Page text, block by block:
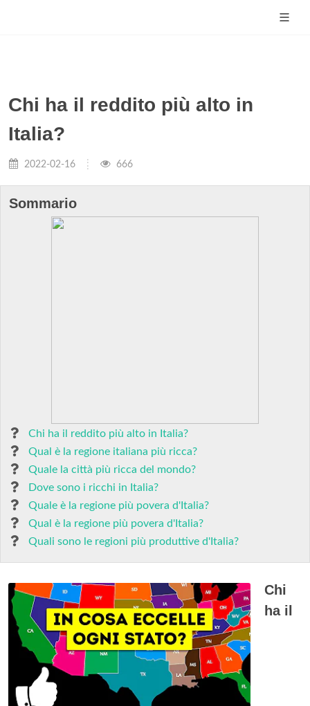
Chi ha il reddito più alto in
Italia?
2022-02-16 666
Sommario
Chi ha il reddito più alto in Italia?
Qual è la regione italiana più ricca?
Quale la città più ricca del mondo?
Dove sono i ricchi in Italia?
Quale è la regione più povera d'Italia?
Qual è la regione più povera d'Italia?
Quali sono le regioni più produttive d'Italia?
Chi
ha il